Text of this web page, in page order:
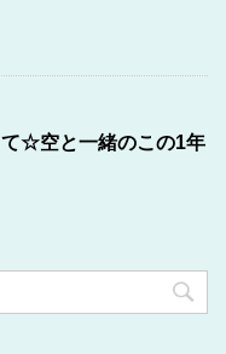
☆空と一緒のこの1年